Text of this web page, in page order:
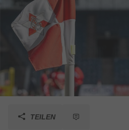
TEILEN